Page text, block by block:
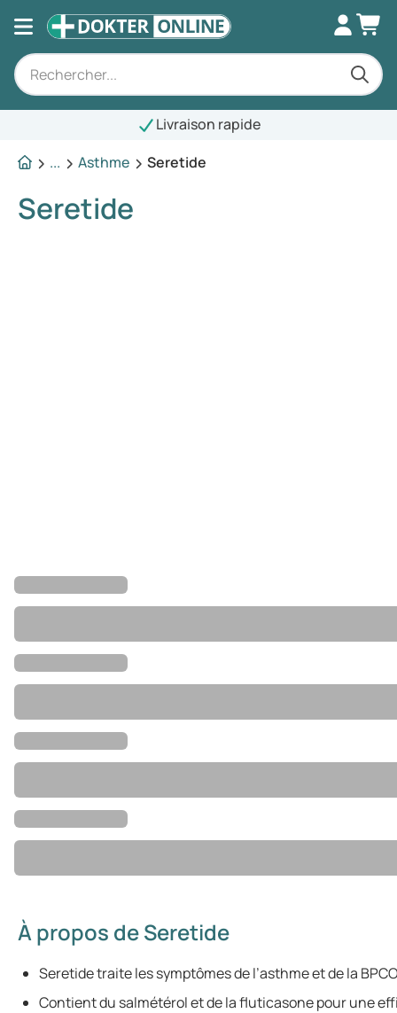
Livraison rapide
...
Asthme Seretide
Seretide
À propos de Seretide
Seretide traite les symptômes de l’asthme et de la
Contient du salmétérol et de la fluticasone pour une